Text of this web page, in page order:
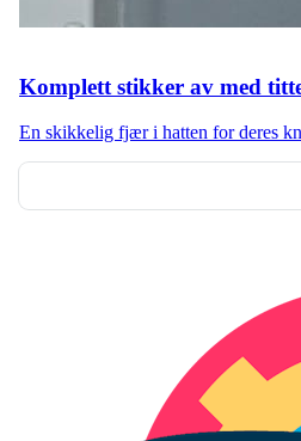
Komplett stikker av med
En skikkelig fjær i hatten for deres